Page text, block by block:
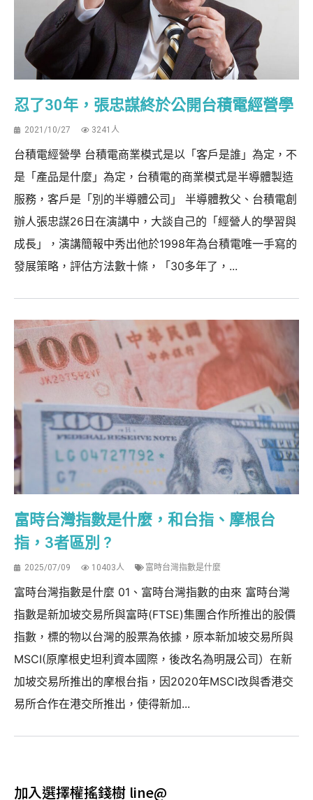
忍了30年，張忠謀終於公開台積電經營學
2021/10/27 3241人
台積電經營學 台積電商業模式是以「客戶是誰」為定，不
是「產品是什麼」為定，台積電的商業模式是半導體製造
服務，客戶是「別的半導體公司」 半導體教父、台積電創
辦人張忠謀26日在演講中，大談自己的「經營人的學習與
成長」，演講簡報中秀出他於1998年為台積電唯一手寫的
發展策略，評估方法數十條，「30多年了，...
富時台灣指數是什麼，和台指、摩根台
指，3者區別 ?
2025/07/09 10403人 富時台灣指數是什麼
富時台灣指數是什麼 01、富時台灣指數的由來 富時台灣
指數是新加坡交易所與富時(FTSE)集團合作所推出的股價
指數，標的物以台灣的股票為依據，原本新加坡交易所與
MSCI(原摩根史坦利資本國際，後改名為明晟公司）在新
加坡交易所推出的摩根台指，因2020年MSCI改與香港交
易所合作在港交所推出，使得新加...
加入選擇權搖錢樹 line@